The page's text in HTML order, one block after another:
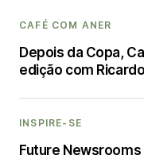
CAFÉ COM ANER
Depois da Copa,
edição com
INSPIRE-SE
Future Newsrooms